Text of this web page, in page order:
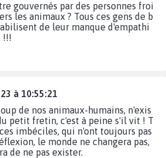
gouvernés par des personnes froi
les animaux ? Tous ces gens de b
de leur manque d'empathi
!!!
à 10:55:21
de nos animaux-humains, n'exis
petit fretin, c'est à peine s'il vit ! T
imbéciles, qui n'ont toujours pas
le monde ne changera pas,
de ne pas exister.